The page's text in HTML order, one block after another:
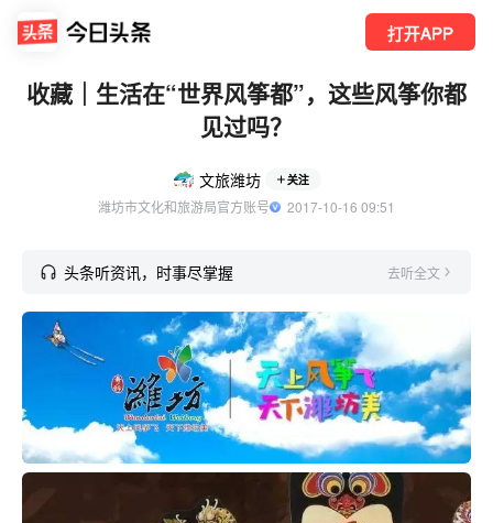
打开APP
收藏｜生活在“世界风筝都”，这些风筝你都
见过吗？
文旅潍坊 关注
潍坊市文化和旅游局官方账号
  2017-10-16 09:51
头条听资讯，时事尽掌握 去听全文